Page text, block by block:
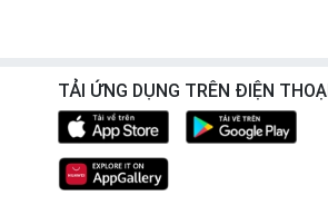
TẢI ỨNG DỤNG TRÊN ĐIỆN THOẠI